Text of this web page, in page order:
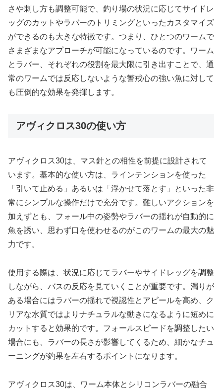
さや刺し方も調整可能で、釣り場の状況に応じてサイドレ
ッグのカットやラバーのトリミングといったカスタマイズ
ができるのも大きな特徴です。つまり、ひとつのワームで
さまざまなアプローチが可能になっているのです。ワーム
とラバー、それぞれの役割を最大限に引き出すことで、通
常のワームでは反応しないような警戒心の強い魚に対して
も圧倒的な効果を発揮します。
アヴィクロス30の使い方
アヴィクロス30は、マス針との相性を前提に設計されて
います。基本的な使い方は、ラインテンションを使った
「引いて止める」あるいは「浮かせて落とす」といった非
常にシンプルな操作だけで充分です。難しいアクションを
加えずとも、フォール中の姿勢やラバーの揺れが自動的に
魚を誘い、思わず口を使わせるのがこのワームの最大の魅
力です。
使用する際は、状況に応じてラバーやサイドレッグを調整
しながら、バスの反応を見ていくことが重要です。濁りが
ある場合にはラバーの揺れで視認性とアピールを高め、ク
リアな水質ではよりナチュラルな動きになるように短めに
カットすると効果的です。フォールスピードを調整したい
場合にも、ラバーの長さが影響してくるため、細かなチュ
ーニングが釣果を左右するポイントになります。
アヴィクロス30は、ワーム本体とシリコンラバーの融合